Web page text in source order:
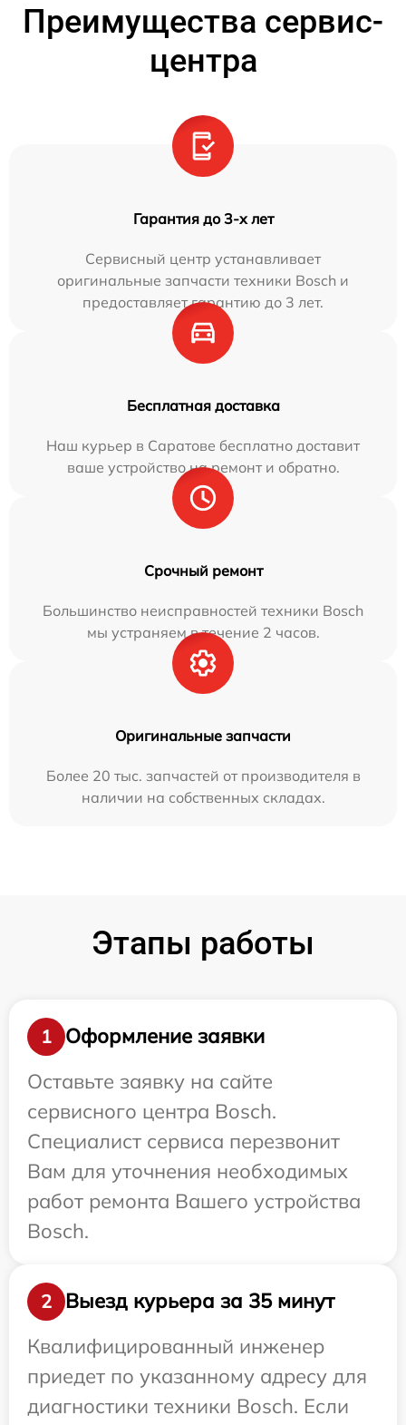
Преимущества сервис-
центра
Гарантия до 3-х лет
Сервисный центр устанавливает
оригинальные запчасти техники Bosch и
предоставляет гарантию до 3 лет.
Бесплатная доставка
Наш курьер в Саратове бесплатно доставит
ваше устройство на ремонт и обратно.
Срочный ремонт
Большинство неисправностей техники Bosch
мы устраняем в течение 2 часов.
Оригинальные запчасти
Более 20 тыс. запчастей от производителя в
наличии на собственных складах.
Этапы работы
1
Оформление заявки
Оставьте заявку на сайте
сервисного центра Bosch.
Специалист сервиса перезвонит
Вам для уточнения необходимых
работ ремонта Вашего устройства
Bosch.
2
Выезд курьера за 35 минут
Квалифицированный инженер
приедет по указанному адресу для
диагностики техники Bosch. Если